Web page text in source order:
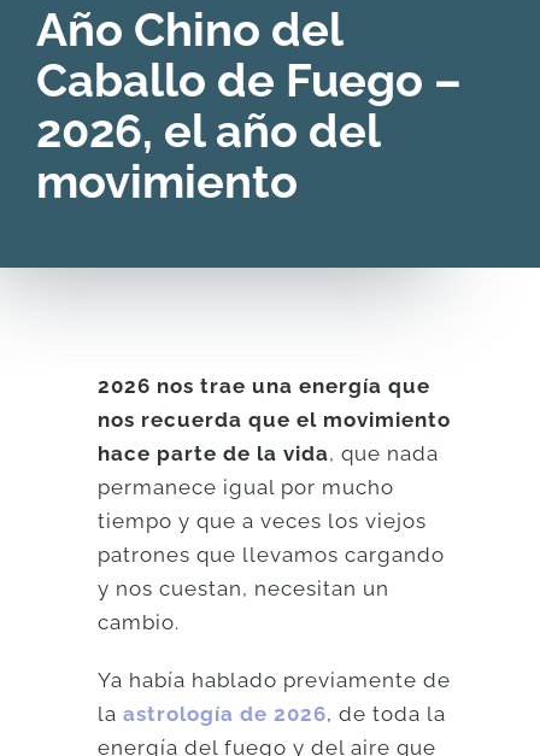
ACERCA
CONTACTO
Carrito
Año Chino del
Caballo de Fuego –
2026, el año del
movimiento
2026 nos trae una energía que
nos recuerda que el movimiento
hace parte de la vida, que nada
permanece igual por mucho
tiempo y que a veces los viejos
patrones que llevamos cargando
y nos cuestan, necesitan un
cambio.
Ya había hablado previamente de
laastrología de 2026, de toda la
energía del fuego y del aire que